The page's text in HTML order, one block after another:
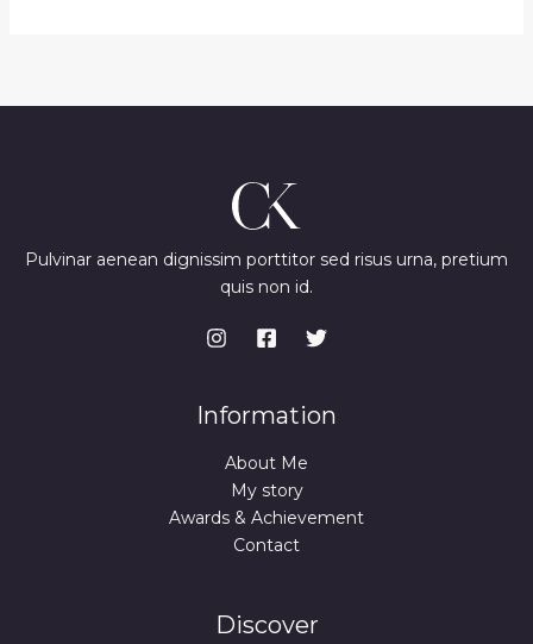
Pulvinar aenean dignissim porttitor sed risus urna, pretium
quis non id.
Information
About Me
My story
Awards & Achievement
Contact
Discover